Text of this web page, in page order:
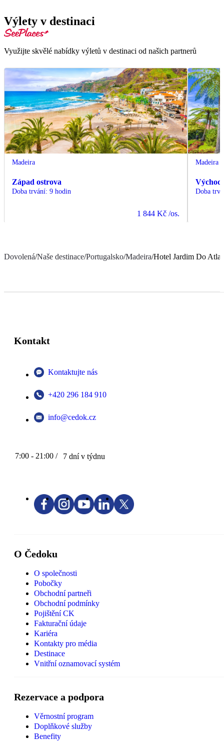
Výlety v destinaci
Využijte skvělé nabídky výletů v destinaci od našich partnerů
Madeira
Západ ostrova
Doba trvání: 9 hodin
1 844 Kč /os.
Madeira
Východ
Doba
Dovolená/Naše destinace/Portugalsko/Madeira/Hotel Jardim Do
Kontakt
Kontaktujte nás
+420 296 184 910
info@cedok.cz
7:00 - 21:00 / 7 dní v týdnu
O Čedoku
O společnosti
Pobočky
Obchodní partneři
Obchodní podmínky
Pojištění CK
Fakturační údaje
Kariéra
Kontakty pro média
Destinace
Vnitřní oznamovací systém
Rezervace a podpora
Věrnostní program
Doplňkové služby
Benefity